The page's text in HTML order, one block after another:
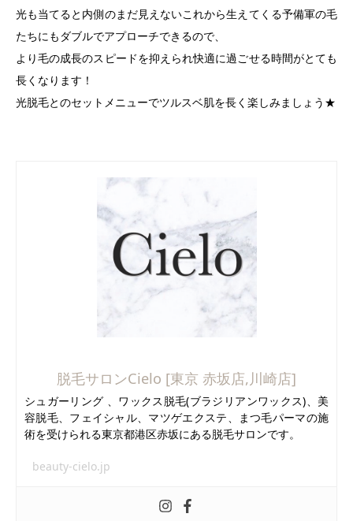
光も当てると内側のまだ見えないこれから生えてくる予備軍の毛
たちにもダブルでアプローチできるので、
より毛の成長のスピードを抑えられ快適に過ごせる時間がとても
長くなります！
光脱毛とのセットメニューでツルスベ肌を長く楽しみましょう★
脱毛サロンCielo [東京 赤坂店,川崎店]
シュガーリング 、ワックス脱毛(ブラジリアンワックス)、美
容脱毛、フェイシャル、マツゲエクステ、まつ毛パーマの施
術を受けられる東京都港区赤坂にある脱毛サロンです。
beauty-cielo.jp